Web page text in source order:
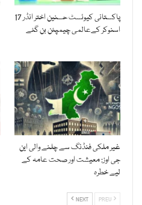
پاکستانی کیوئسٹ حسنین اختر انڈر 17
اسنوکر کےعالمی چیمپئن بن گئے
غیر ملکی فنڈنگ سے چلنے والی این
جی اوز: معیشت اور صحت عامہ کے
لیے خطرہ
NEXT